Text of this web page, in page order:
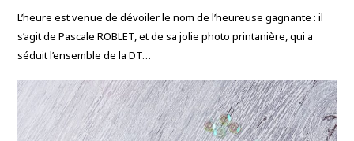
L’heure est venue de dévoiler le nom de l’heureuse gagnante : il
s’agit de Pascale ROBLET, et de sa jolie photo printanière, qui a
séduit l’ensemble de la DT…